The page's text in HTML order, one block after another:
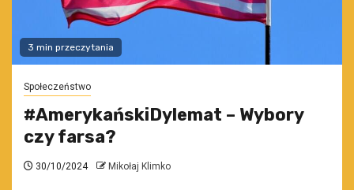
3 min przeczytania
Społeczeństwo
#AmerykańskiDylemat – Wybory
czy farsa?
30/10/2024 Mikołaj Klimko